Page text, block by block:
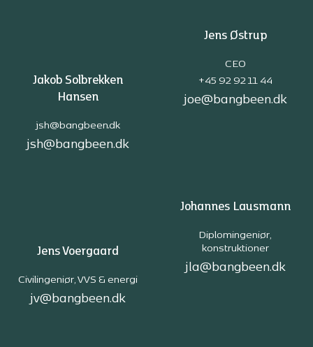
Jakob Solbrekken
Hansen
jsh@bangbeen.dk
jsh@bangbeen.dk
Jens Østrup
CEO
+45 92 92 11 44
joe@bangbeen.dk
Jens Voergaard
Civilingeniør, VVS & energi
jv@bangbeen.dk
Johannes Lausmann
Diplomingeniør,
konstruktioner
jla@bangbeen.dk